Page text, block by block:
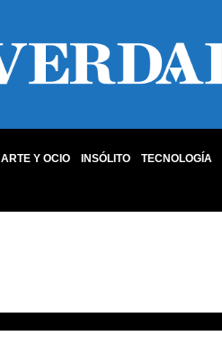
ARTE Y OCIO INSÓLITO TECNOLOGÍA